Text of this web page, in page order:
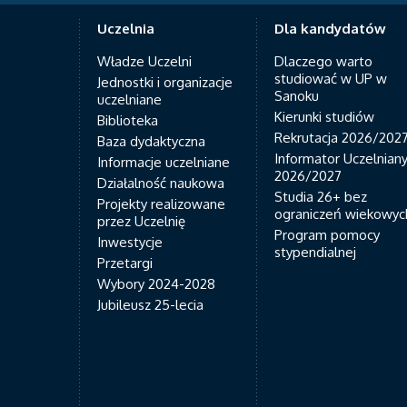
Uczelnia
Władze Uczelni
Jednostki i organizacje
uczelniane
Biblioteka
Baza dydaktyczna
Informacje uczelniane
Działalność naukowa
Projekty realizowane
przez Uczelnię
Inwestycje
Przetargi
Wybory 2024-2028
Jubileusz 25-lecia
Dla kandydatów
Dlaczego warto
studiować w UP w
Sanoku
Kierunki studiów
Rekrutacja 2026/2027
Informator Uczelniany
2026/2027
Studia 26+ bez
ograniczeń
Program pomocy
stypendialnej